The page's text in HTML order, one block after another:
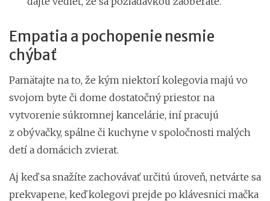
Empatia a pochopenie nesmie
chýbať
Pamätajte na to, že kým niektorí kolegovia majú vo
svojom byte či dome dostatočný priestor na
vytvorenie súkromnej kancelárie, iní pracujú
z obývačky, spálne či kuchyne v spoločnosti malých
detí a domácich zvierat.
Aj keď sa snažíte zachovávať určitú úroveň, netvárte sa
prekvapene, keď kolegovi prejde po klávesnici mačka